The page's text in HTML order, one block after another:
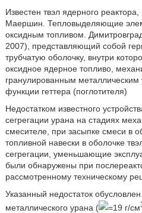
Известен твэл ядерного
Маершин. Тепловыделяющие
оксидным топливом.
2007), представляющий собой
трубчатую оболочку, внутри
оксидное ядерное топливо,
гранулированным
функции геттера (поглотителя)
Недостатком известного
сегрегации урана на стадиях
смесителе, при засыпке смеси в
топливной навески в оболочке
сегрегации, уменьшающие
были обнаружены при
рассмотренному техническому
Указанный недостаток
металлического урана (
=19 г/см